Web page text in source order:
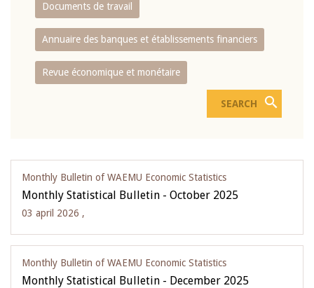
Documents de travail
Annuaire des banques et établissements financiers
Revue économique et monétaire
Monthly Bulletin of WAEMU Economic Statistics
Monthly Statistical Bulletin - October 2025
03 april 2026 ,
Monthly Bulletin of WAEMU Economic Statistics
Monthly Statistical Bulletin - December 2025